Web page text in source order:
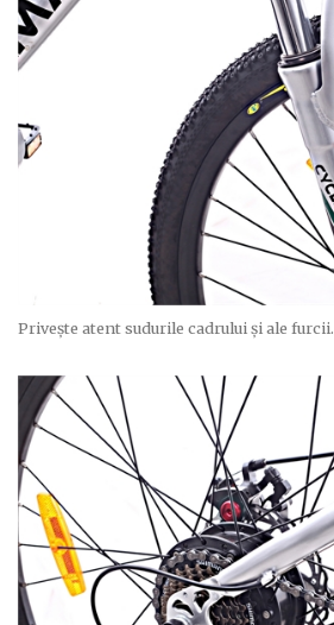
Privește atent sudurile cadrului și ale furcii.